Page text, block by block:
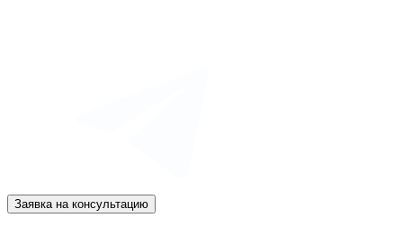
Заявка на консультацию